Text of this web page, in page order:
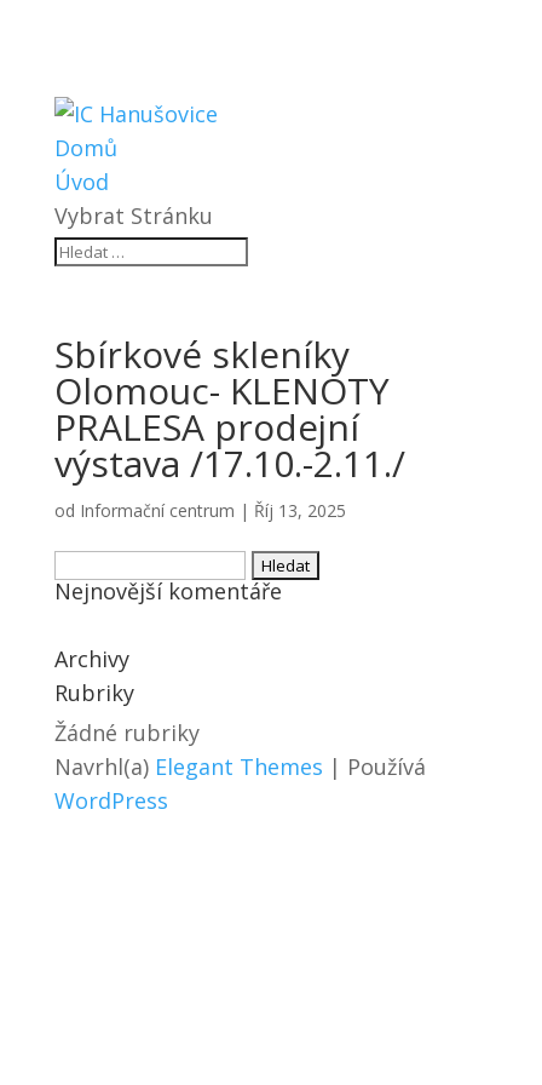
Domů
Úvod
Vybrat Stránku
Sbírkové skleníky
Olomouc- KLENOTY
PRALESA prodejní
výstava /17.10.-2.11./
od Informační centrum | Říj 13, 2025
Vyhledávání
Nejnovější komentáře
Archivy
Rubriky
Žádné rubriky
Navrhl(a) Elegant Themes | Používá
WordPress